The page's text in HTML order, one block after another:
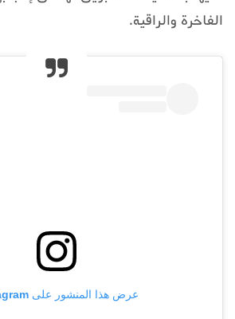
الفاخرة والراقية.
عرض هذا المنشور على Instagram